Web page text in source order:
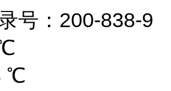
号：200-838-9
℃